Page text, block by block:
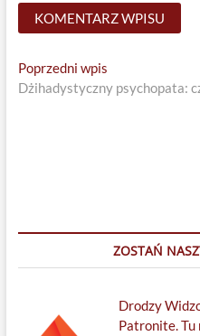
Nawigacja
wpisu
Poprzedni wpisPrevious
post:
Dżihadystyczny psychopata:
ZOSTAŃ
Drodzy
Patronite. Tu